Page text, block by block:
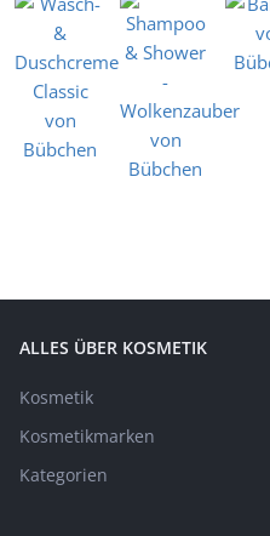
ALLES ÜBER KOSMETIK
Kosmetik
Kosmetikmarken
Kategorien